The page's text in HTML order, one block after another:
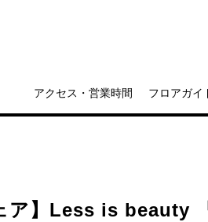
アクセス・営業時間 フロアガイ
ア】Less is beauty